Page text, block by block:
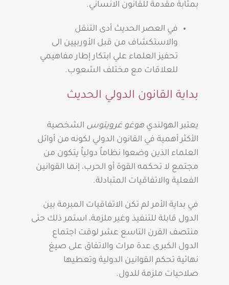
بمثابة مقدمة للقانون الانساني.
في العصر الحديث أدى التنقل
والاستكشاف من قبل الأوربيين الى
تحفيز العلماء علي ابتكار إطار مفاهيمي
للعلاقات مع مختلف الشعوب.
بداية القانون الدولي الحديث
يعتبر الهولندي هوغو غرويتوس الشخصية
الأكثر أهمية في القانون الدولي لكونه من أوائل
العلماء الذين وضعوا نظاماً دولياً يتكون من
مجتمع لا تحكمه القوة أو الحرب، إنما القوانين
الفعلية والاتفاقيات المتبادلة.
في بداية الأمر لم تكن الاتفاقيات المبرمة بين
الدول قابلة للتنفيذ وغير ملزمة، استمر ذلك حتى
منتصف القرن التاسع عشر لوقت اجتماع
الدول الكبرى عدة مرات والاتفاق على صيغ
نهائية تحكم القوانين الدولية وتعطيها
صلاحيات ملزمة للدول.